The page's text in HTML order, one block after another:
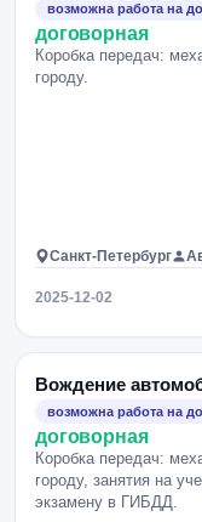
возможна работа на
договорная
Коробка передач:
городу.
Санкт-Петербург
2025-12-02
Вождение
возможна работа на
договорная
Коробка передач:
городу, занятия на
экзамену в ГИБДД.